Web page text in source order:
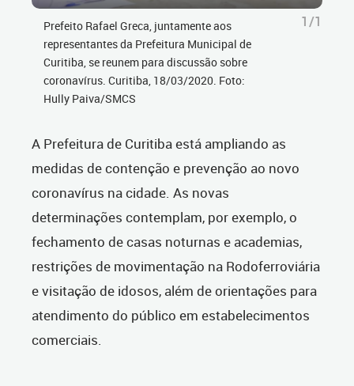
Prefeito Rafael Greca, juntamente aos
representantes da Prefeitura Municipal de
Curitiba, se reunem para discussão sobre
coronavírus. Curitiba, 18/03/2020. Foto:
Hully Paiva/SMCS
1/1
A Prefeitura de Curitiba está ampliando as
medidas de contenção e prevenção ao novo
coronavírus na cidade. As novas
determinações contemplam, por exemplo, o
fechamento de casas noturnas e academias,
restrições de movimentação na Rodoferroviária
e visitação de idosos, além de orientações para
atendimento do público em estabelecimentos
comerciais.